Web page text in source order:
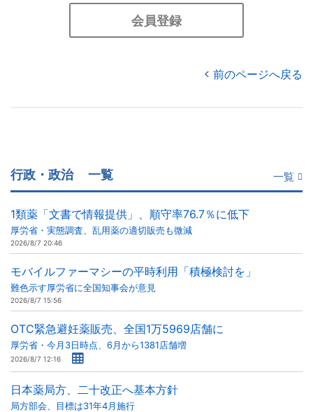
会員登録
前のページへ戻る
行政・政治 一覧 一覧
1類薬「文書で情報提供」、順守率76.7％に低下
厚労省・実態調査、乱用薬の適切販売も微減
2026/8/7 20:46
モバイルファーマシーの平時利用「積極検討を」
難色示す厚労省に全国知事会が意見
2026/8/7 15:56
OTC緊急避妊薬販売、全国1万5969店舗に
厚労省・今月3日時点、6月から1381店舗増
2026/8/7 12:16
日本薬局方、二十改正へ基本方針
局方部会、目標は31年4月施行